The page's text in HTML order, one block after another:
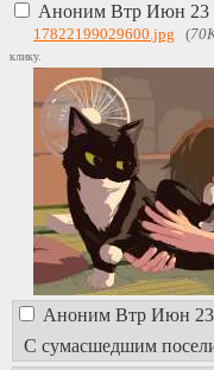
Аноним Втр Июн 23
17822199029600.jpg (
клику.
Аноним Втр Июн 23
С сумасшедшим